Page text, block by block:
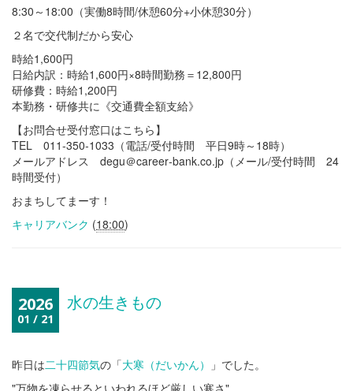
8:30～18:00（実働8時間/休憩60分+小休憩30分）
２名で交代制だから安心
時給1,600円
日給内訳：時給1,600円×8時間勤務＝12,800円
研修費：時給1,200円
本勤務・研修共に《交通費全額支給》
【お問合せ受付窓口はこちら】
TEL 011-350-1033（電話/受付時間 平日9時～18時）
メールアドレス degu＠career‐bank.co.jp（メール/受付時間 24
時間受付）
おまちしてまーす！
キャリアバンク (18:00)
2026
01 / 21
水の生きもの
昨日は二十四節気の「大寒（だいかん）
」でした。
"万物を凍らせるといわれるほど厳しい寒さ"